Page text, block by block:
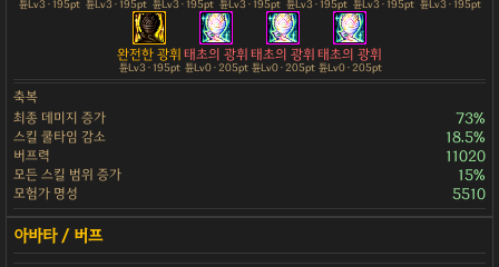
튠Lv3 · 195pt 튠Lv3 · 195pt 튠Lv3 · 195pt 튠Lv3 · 195pt 튠Lv3 · 195pt 튠Lv3 · 195pt 튠Lv3 · 195pt
완전한 광휘
튠Lv3 · 195pt
태초의 광휘
튠Lv0 · 205pt
태초의 광휘
튠Lv0 · 205pt
태초의 광휘
튠Lv0 · 205pt
축복
최종 데미지 증가
73%
스킬 쿨타임 감소 18.5%
버프력 11020
모든 스킬 범위 증가 15%
모험가 명성 5510